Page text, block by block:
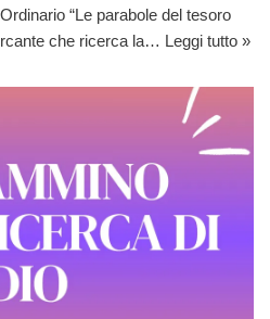
“Le parabole del tesoro
che ricerca la… Leggi tutto »